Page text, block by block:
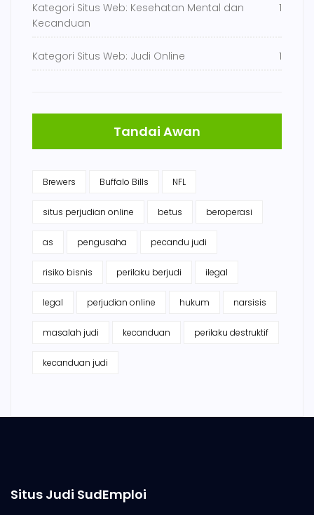
Kategori Situs Web: Kesehatan Mental dan
Kecanduan
1
Kategori Situs Web: Judi Online 1
Tandai Awan
Brewers Buffalo Bills NFL
situs perjudian online betus beroperasi
as pengusaha pecandu judi
risiko bisnis perilaku berjudi ilegal
legal perjudian online hukum narsisis
masalah judi kecanduan perilaku destruktif
kecanduan judi
Situs Judi SudEmploi